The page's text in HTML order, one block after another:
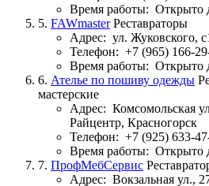
Время работы: Открыто
5. FAWmaster Реставраторы
Адрес: ул. Жуковского,
Телефон: +7 (965) 166-
Время работы: Открыто
6. Ателье по пошиву одежды
мастерские
Адрес: Комсомольская
Райцентр, Красногорск
Телефон: +7 (925) 633-
Время работы: Открыто
7. ПрофМебСервис
Адрес: Вокзальная ул.,